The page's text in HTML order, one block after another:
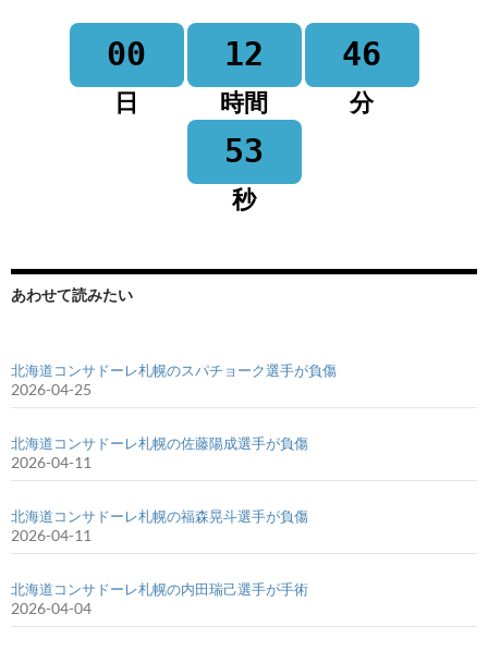
00
日
12
時間
46
分
53
秒
あわせて読みたい
北海道コンサドーレ札幌のスパチョーク選手が負傷
2026-04-25
北海道コンサドーレ札幌の佐藤陽成選手が負傷
2026-04-11
北海道コンサドーレ札幌の福森晃斗選手が負傷
2026-04-11
北海道コンサドーレ札幌の内田瑞己選手が手術
2026-04-04